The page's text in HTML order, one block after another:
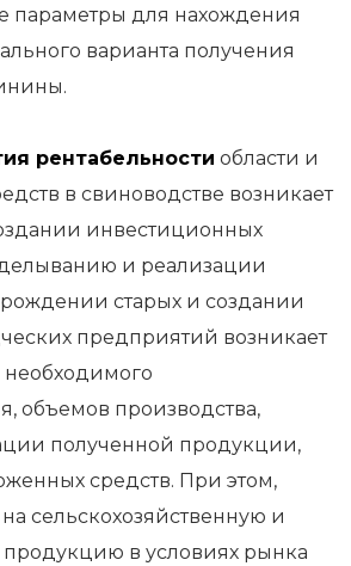
параметры для нахождения
варианта получения
рентабельности области и
в свиноводстве возникает
инвестиционных
и реализации
старых и создании
предприятий возникает
объемов производства,
полученной продукции,
средств. При этом,
сельскохозяйственную и
в условиях рынка